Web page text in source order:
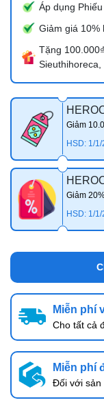
Áp dụng
Giảm giá 10%
Tặng
Giảm
HSD: 1/
Giảm
HSD: 1/
Miễn phí
Cho tất cả
Miễn phí
Đối với sản